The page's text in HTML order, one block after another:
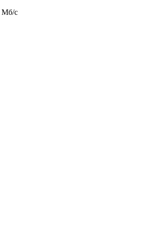
Мб/c